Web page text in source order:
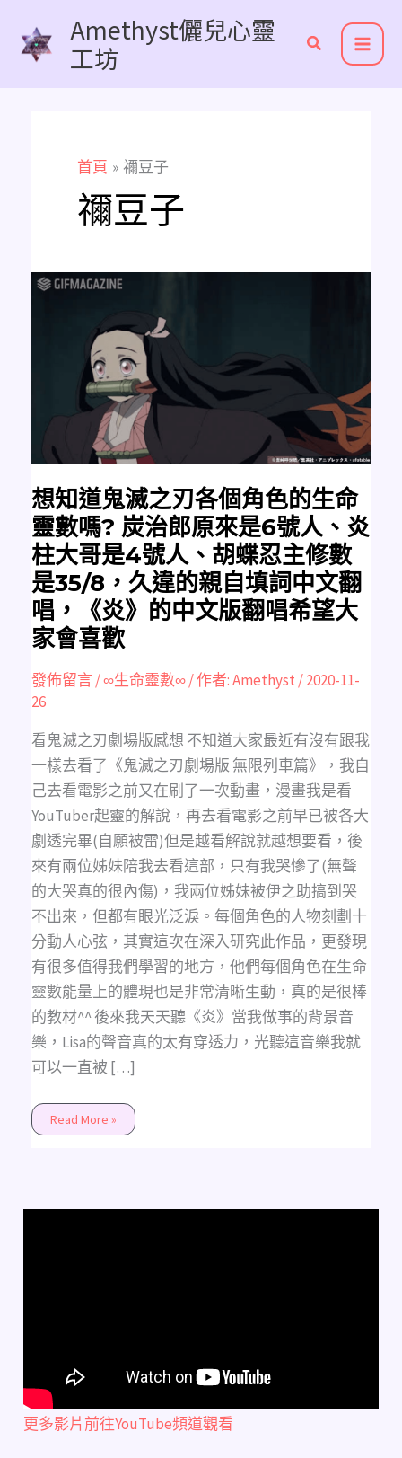
Amethyst儷兒心靈
工坊
首頁 禰豆子
禰豆子
想知道鬼滅之刃各個角色的生命
靈數嗎? 炭治郎原來是6號人、炎
柱大哥是4號人、胡蝶忍主修數
是35/8，久違的親自填詞中文翻
唱，《炎》的中文版翻唱希望大
家會喜歡
發佈留言/∞生命靈數∞/ 作者:Amethyst/2020-11-
26
看鬼滅之刃劇場版感想 不知道大家最近有沒有跟我
一樣去看了《鬼滅之刃劇場版 無限列車篇》，我自
己去看電影之前又在刷了一次動畫，漫畫我是看
YouTuber起靈的解說，再去看電影之前早已被各大
劇透完畢(自願被雷)但是越看解說就越想要看，後
來有兩位姊妹陪我去看這部，只有我哭慘了(無聲
的大哭真的很內傷)，我兩位姊妹被伊之助搞到哭
不出來，但都有眼光泛淚。每個角色的人物刻劃十
分動人心弦，其實這次在深入研究此作品，更發現
有很多值得我們學習的地方，他們每個角色在生命
靈數能量上的體現也是非常清晰生動，真的是很棒
的教材^^ 後來我天天聽《炎》當我做事的背景音
樂，Lisa的聲音真的太有穿透力，光聽這音樂我就
可以一直被 […]
想
知
靈
數
炭
治
郎
原
來
是
6
號
人、
炎
柱
大
哥
是
號
人、
忍
主
修
數
是
35/8，
違
的
親
自
填
詞
中
文
翻
唱，
《炎》
的
中
文
版
翻
唱
望
大
家
歡
Read More »
更多影片前往YouTube頻道觀看